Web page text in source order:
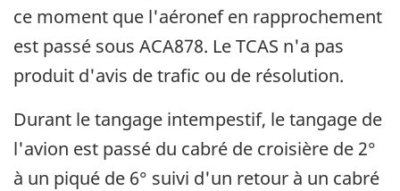
ce moment que l'aéronef en rapprochement
est passé sous ACA878. Le TCAS n'a pas
produit d'avis de trafic ou de résolution.
Durant le tangage intempestif, le tangage de
l'avion est passé du cabré de croisière de 2°
à un piqué de 6° suivi d'un retour à un cabré